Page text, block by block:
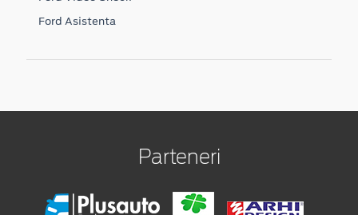
Ford Asistenta
Parteneri